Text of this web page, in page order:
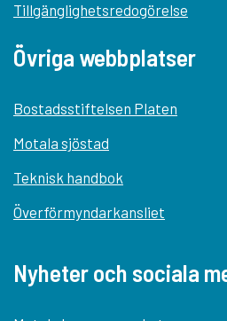
Tillgänglighetsredogörelse
Övriga webbplatser
Bostadsstiftelsen Platen
Motala sjöstad
Teknisk handbok
Överförmyndarkansliet
Nyheter och sociala